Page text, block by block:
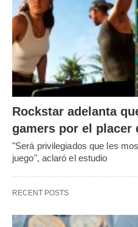
Rockstar adelanta
gamers por el placer
"Será privilegiados que les
juego", aclaró el estudio
RECENT POSTS